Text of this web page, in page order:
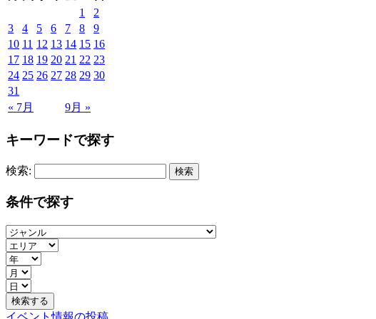
« 7月 9月 »
1
2
3
4 5 6 7 8
9
10 11 12 13 14 15 16
17 18 19 20 21 22 23
24 25 26 27 28 29 30
31
キーワードで探す
検索:
条件で探す
イベント情報の投稿